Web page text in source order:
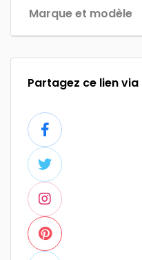
Marque et modèle
Partagez ce lien via